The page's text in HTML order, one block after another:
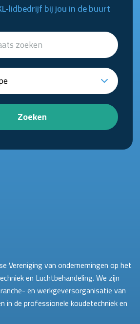
lidbedrijf bij jou in de buurt
Zoeken
Vereniging van ondernemingen op het
en Luchtbehandeling. We zijn
en werkgeversorganisatie van
in de professionele koudetechniek en